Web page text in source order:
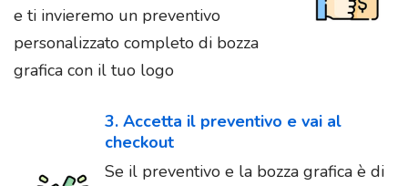
e ti invieremo un preventivo
personalizzato completo di bozza
grafica con il tuo logo
3. Accetta il preventivo e vai al
checkout
Se il preventivo e la bozza grafica è di